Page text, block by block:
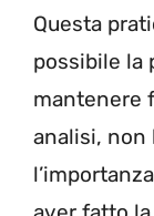
Questa
possibile la
mantenere
analisi, non